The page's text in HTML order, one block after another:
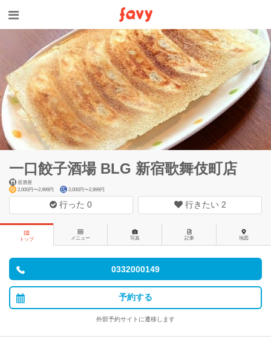
一口餃子酒場 BLG 新宿歌舞伎町店
居酒屋
2,000円〜2,999円
2,000円〜2,999円
行った0 行きたい 2
トップ メニュー 写真 記事 地図
0332000149
予約する
外部予約サイトに遷移します